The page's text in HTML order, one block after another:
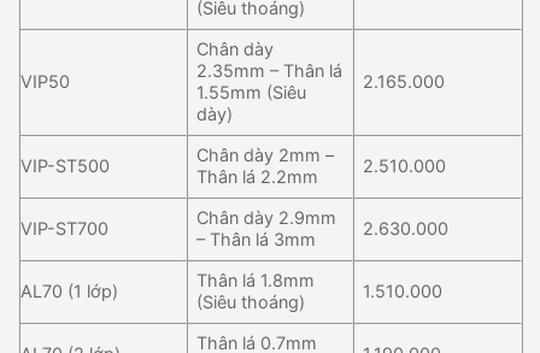
(Siêu thoáng)
VIP50
Chân dày
2.35mm – Thân lá
1.55mm (Siêu
dày)
2.165.000
VIP-ST500
Chân dày 2mm –
Thân lá 2.2mm
2.510.000
VIP-ST700
Chân dày 2.9mm
– Thân lá 3mm
2.630.000
AL70 (1 lớp)
Thân lá 1.8mm
(Siêu thoáng)
1.510.000
Thân lá 0.7mm